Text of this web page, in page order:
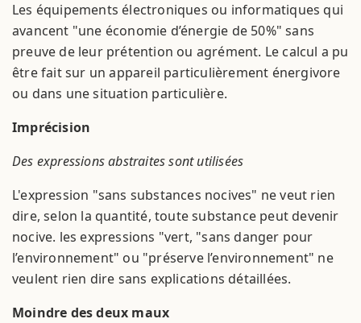
Les équipements électroniques ou informatiques qui
avancent "une économie d’énergie de 50%" sans
preuve de leur prétention ou agrément. Le calcul a pu
être fait sur un appareil particulièrement énergivore
ou dans une situation particulière.
Imprécision
Des expressions abstraites sont utilisées
L'expression "sans substances nocives" ne veut rien
dire, selon la quantité, toute substance peut devenir
nocive. les expressions "vert, "sans danger pour
l’environnement" ou "préserve l’environnement" ne
veulent rien dire sans explications détaillées.
Moindre des deux maux